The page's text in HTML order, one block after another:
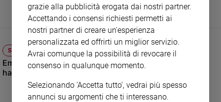
educazione
Genitori
figli
Nonni
Coppia
SCUOLA E GIOVANI
Emergenza scuole incandescenti: solo un edificio su 15
ha l’impianto di condizionamento
grazie alla pubblicità erogata dai nostri partner.
Accettando i consensi richiesti permetti ai
nostri partner di creare un'esperienza
personalizzata ed offrirti un miglior servizio.
Avrai comunque la possibilità di revocare il
consenso in qualunque momento.
Selezionando 'Accetta tutto', vedrai più spesso
annunci su argomenti che ti interessano.